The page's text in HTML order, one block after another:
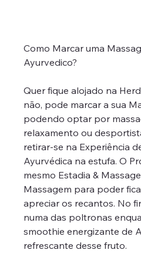
Como Marcar uma
Ayurvedico?
Quer fique alojado na
não, pode marcar a sua
podendo optar por
relaxamento ou
retirar-se na Experiência
Ayurvédica na estufa. O
mesmo Estadia &
Massagem para poder
apreciar os recantos. No
numa das poltronas
smoothie energizante de
refrescante desse fruto.